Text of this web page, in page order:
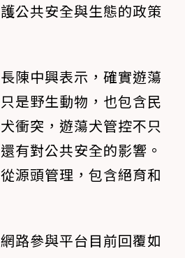
公共安全與生態的政策
陳中興表示，確實遊蕩
是野生動物，也包含民
衝突，遊蕩犬管控不只
有對公共安全的影響。
源頭管理，包含絕育和
路參與平台目前回覆如